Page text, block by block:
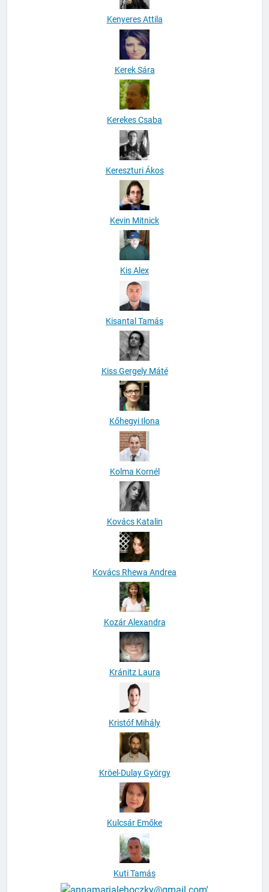
Kenyeres Attila
Kerek Sára
Kerekes Csaba
Kereszturi Ákos
Kevin Mitnick
Kis Alex
Kisantal Tamás
Kiss Gergely Máté
Kőhegyi Ilona
Kolma Kornél
Kovács Katalin
Kovács Rhewa Andrea
Kozár Alexandra
Kránitz Laura
Kristóf Mihály
Kröel-Dulay György
Kulcsár Emőke
Kuti Tamás